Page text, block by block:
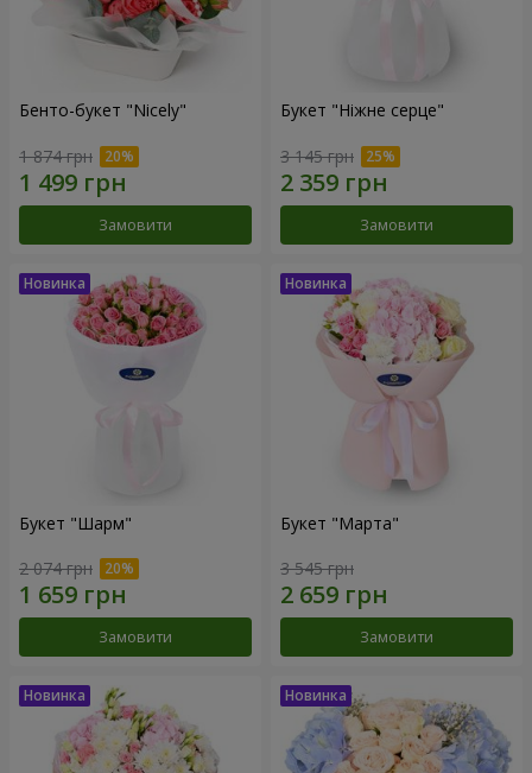
Бенто-букет "Nicely"
1 874 грн
Замовити
Букет "Ніжне серце"
3 145 грн
Замовити
Букет "Шарм"
2 074 грн
Замовити
Букет "Марта"
3 545 грн
Замовити